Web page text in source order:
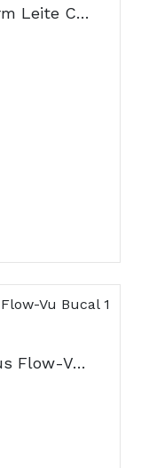
Bioderma Abcderm Leite Corporal Hidratante 200ml
Aerochamber Plus Flow-Vu Bucal 1 108501